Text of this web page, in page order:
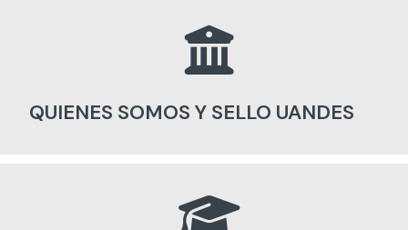
QUIENES SOMOS Y SELLO UANDES